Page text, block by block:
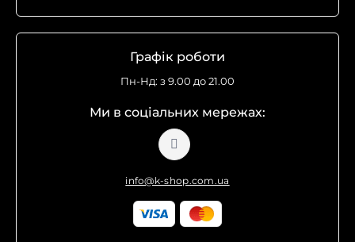
Графік роботи
Пн-Нд: з 9.00 до 21.00
Ми в соціальних мережах:
info@k-shop.com.ua